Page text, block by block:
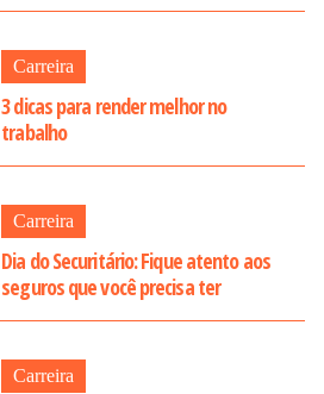
Carreira
3 dicas para render melhor no
trabalho
Carreira
Dia do Securitário: Fique atento aos
seguros que você precisa ter
Carreira